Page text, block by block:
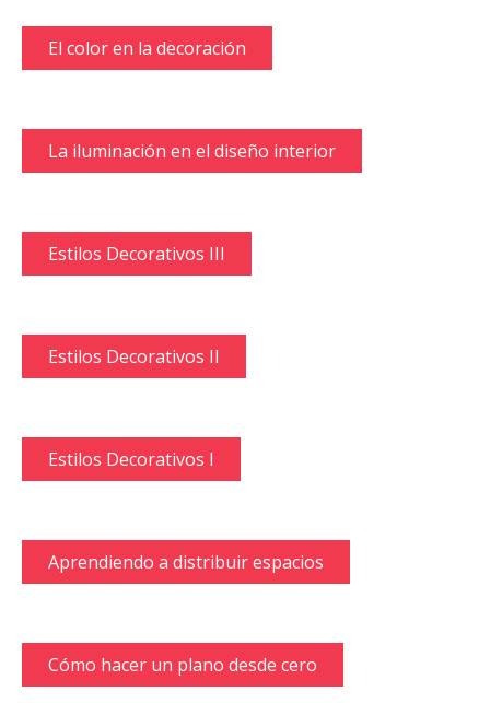
El color en la decoración
La iluminación en el diseño interior
Estilos Decorativos III
Estilos Decorativos II
Estilos Decorativos I
Aprendiendo a distribuir espacios
Cómo hacer un plano desde cero